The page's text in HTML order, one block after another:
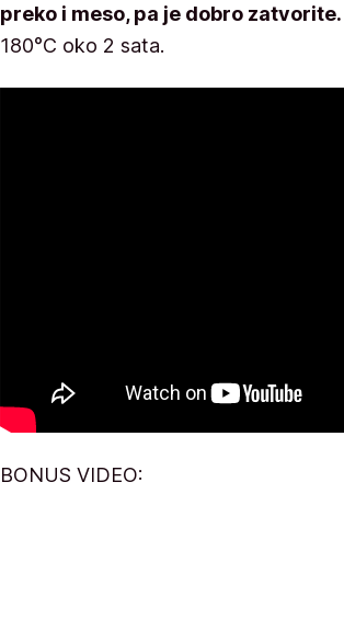
preko i meso, pa je dobro zatvorite.
180°C oko 2 sata.
BONUS VIDEO: